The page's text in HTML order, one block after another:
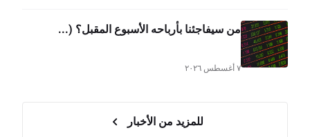
من سيفاجئنا بأرباحه الأسبوع المقبل؟ (...
٧ أغسطس ٢٠٢٦
للمزيد من الأخبار